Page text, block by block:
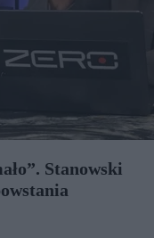
Stanowski